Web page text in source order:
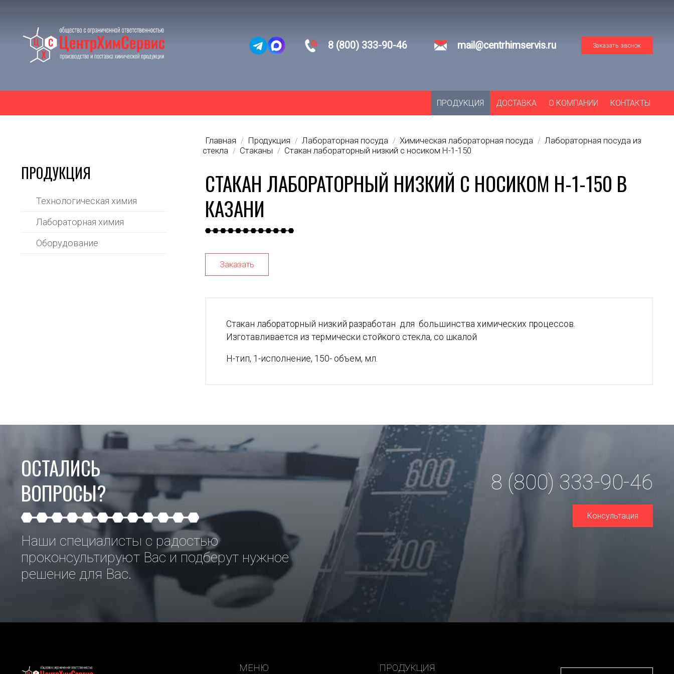
8 (800) 333-90-46 mail@centrhimservis.ru Заказать звонок
ПРОДУКЦИЯ ДОСТАВКА О КОМПАНИИ КОНТАКТЫ
ПРОДУКЦИЯ
Технологическая химия
Лабораторная химия
Оборудование
Главная / Продукция / Лабораторная посуда / Химическая лабораторная посуда / Лабораторная посуда из
стекла
/ Стаканы / Стакан лабораторный низкий с носиком Н-1-150
СТАКАН ЛАБОРАТОРНЫЙ НИЗКИЙ С НОСИКОМ Н-1-150 В
КАЗАНИ
Заказать
Стакан лабораторный низкий разработан для большинства химических процессов.
Изготавливается из термически стойкого стекла, со шкалой
Н-тип, 1-исполнение, 150- объем, мл.
ОСТАЛИСЬ
ВОПРОСЫ?
Наши специалисты с радостью
проконсультируют Вас и подберут нужное
решение для Вас.
8 (800) 333-90-46
Консультация
МЕНЮ ПРОДУКЦИЯ